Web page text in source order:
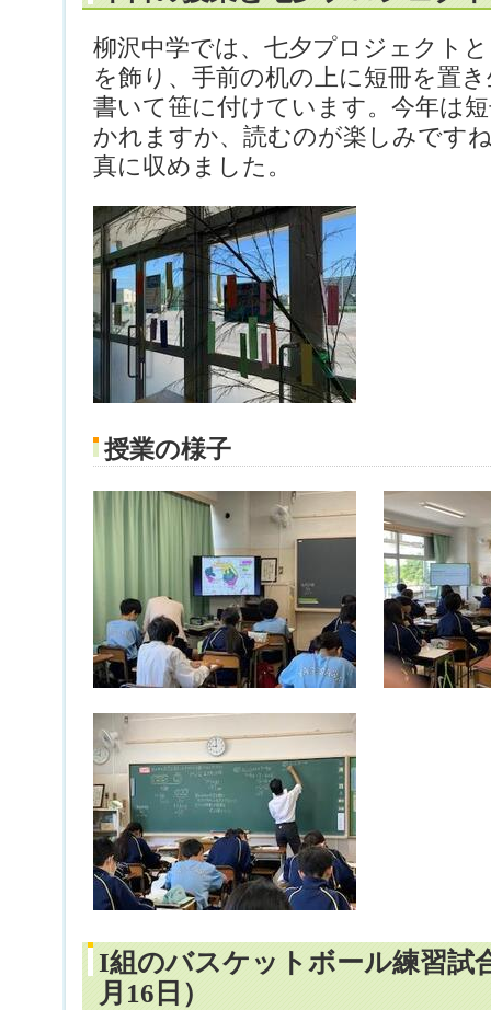
柳沢中学では、七夕プロジェクト
を飾り、手前の机の上に短冊を置
書いて笹に付けています。今年は
かれますか、読むのが楽しみです
真に収めました。
授業の様子
I組のバスケットボール練習試
月16日）